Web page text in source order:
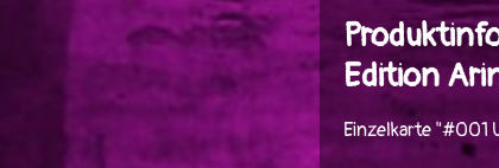
Edition
Einzelkarte "#001